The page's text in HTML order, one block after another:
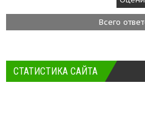
Всего
СТАТИСТИКА САЙТА